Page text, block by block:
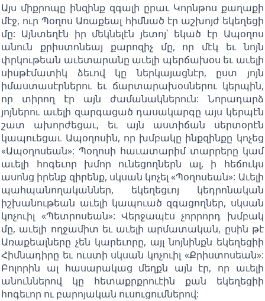
Այս միքրոպը ինզինք զգալի ըրաւ Կորնթոս քաղաքի
մէջ, ուր Պօղոս Առաքեալ հիմնած էր աշխոյժ եկեղեցի
մը: Այնտեղէն իր մեկնելէն յետոյ՝ եկած էր Ապօղոս
անուն քրիստոնեայ քարոզիչ մը, որ մէկ եւ նոյն
փրկութեան աւետարանը աւելի պերճախօս եւ աւելի
սիսթէմատիկ ձեւով կը ներկայացնէր, ըստ յոյն
իմաստասէրներու եւ ճարտարախօսներու կերպին,
որ տիրող էր այն ժամանակներուն: Նորադարձ
յոյներու աւելի զարգացած դասակարգը այս կերպէն
շատ ախորժեցաւ, եւ այն աստիճան սերտօրէն
կապուեցաւ Ապօղոսին, որ խմբակը ինքզինքը կոչեց
«Ապօղոսեան»: Պօղոսի հաւատարիմ տարրերը կամ
աւելի հոգեւոր խմոր ունեցողներն ալ, ի հեճուկս
ասոնց իրենք զիրենք, սկսան կոչել «Պօղոսեան»: Աւելի
պահպանողականներ, եկեղեցւոյ կեդրոնական
իշխանութեան աւելի կապուած զգացողներ, սկսան
կոչուիլ «Պետրոսեան»: Վերջապէս չորրորդ խմբակ
մը, աւելի ողջամիտ եւ աւելի արմատական, ըսին թէ
Առաքեալները չեն կարեւորը, այլ նոյնինքն եկեղեցիի
Հիմնադիրը եւ ուստի սկսան կոչուիլ «Քրիստոսեան»:
Բոլորին ալ հասարակաց մեղքն այն էր, որ աւելի
անուններով կը հետաքրքրուէին քան եկեղեցիի
հոգեւոր ու բարոյական ուսուցումներով: